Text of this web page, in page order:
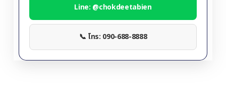
Line: @chokdeetabien
📞 โทร: 090-688-8888